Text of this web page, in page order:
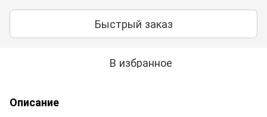
Быстрый заказ
В избранное
Описание